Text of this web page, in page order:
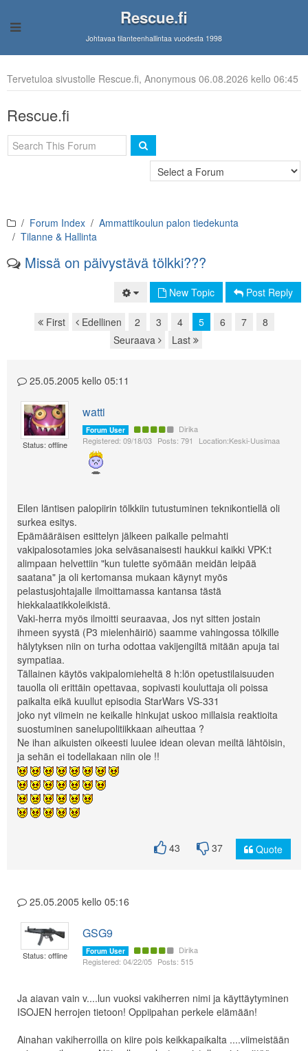
Rescue.fi
Johtavaa tilanteenhallintaa vuodesta 1998
Tervetuloa sivustolle Rescue.fi, Anonymous 06.08.2026 kello 06:45
Rescue.fi
Forum Index
Ammattikoulun palon tiedekunta
Tilanne & Hallinta
Missä on päivystävä tölkki???
New Topic Post Reply
Page navigation
First Edellinen 2 3 4 5 6 7
8
Seuraava
Last
25.05.2005 kello 05:11
Status: offline
watti
Forum User
Dirika
Registered: 09/18/03 Posts: 791 Location:Keski-Uusimaa
Eilen läntisen palopiirin tölkkiin tutustuminen teknikontiellä oli
surkea esitys.
Epämääräisen esittelyn jälkeen paikalle pelmahti
vakipalosotamies joka selväsanaisesti haukkui kaikki VPK:t
alimpaan helvettiin "kun tulette syömään meidän leipää
saatana" ja oli kertomansa mukaan käynyt myös
pelastusjohtajalle ilmoittamassa kantansa tästä
hiekkalaatikkoleikistä.
Vaki-herra myös ilmoitti seuraavaa, Jos nyt sitten jostain
ihmeen syystä (P3 mielenhäiriö) saamme vahingossa tölkille
hälytyksen niin on turha odottaa vakijengiltä mitään apuja tai
sympatiaa.
Tällainen käytös vakipalomieheltä 8 h:lön opetustilaisuuden
tauolla oli erittäin opettavaa, sopivasti kouluttaja oli poissa
paikalta eikä kuullut episodia StarWars VS-331
joko nyt viimein ne keikalle hinkujat uskoo millaisia reaktioita
suostuminen sanelupolitiikkaan aiheuttaa ?
Ne ihan aikuisten oikeesti luulee idean olevan meiltä lähtöisin,
ja sehän ei todellakaan niin ole !!
43 37 Quote
25.05.2005 kello 05:16
Status: offline
GSG9
Forum User
Dirika
Registered: 04/22/05 Posts: 515
Ja aiavan vain v....lun vuoksi vakiherren nimi ja käyttäytyminen
ISOJEN herrojen tietoon! Oppiipahan perkele elämään!
Ainahan vakiherroilla on kiire pois keikkapaikalta ....viimeistään